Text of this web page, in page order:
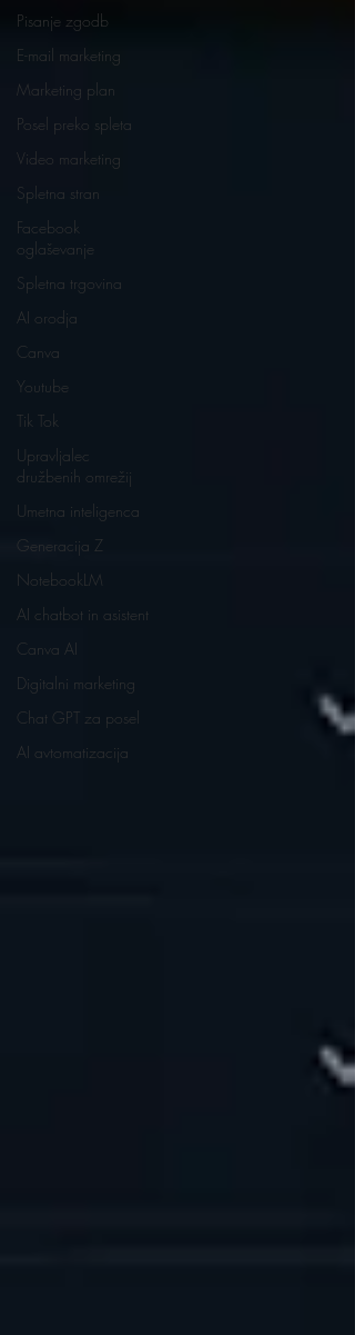
Pisanje zgodb
E-mail marketing
Marketing plan
Posel preko spleta
Video marketing
Spletna stran
Facebook
oglaševanje
Spletna trgovina
AI orodja
Canva
Youtube
Tik Tok
Upravljalec
družbenih omrežij
Umetna inteligenca
Generacija Z
NotebookLM
AI chatbot in asistent
Canva AI
Digitalni marketing
Chat GPT za posel
AI avtomatizacija